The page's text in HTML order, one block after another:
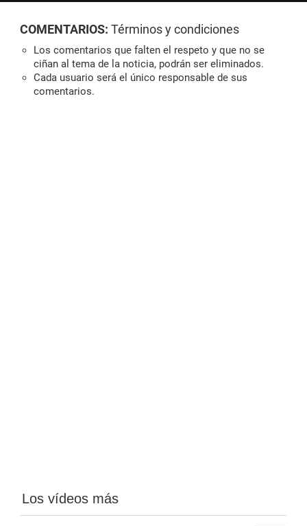
COMENTARIOS: Términos y condiciones
Los comentarios que falten el respeto y que no se
ciñan al tema de la noticia, podrán ser eliminados.
Cada usuario será el único responsable de sus
comentarios.
Los vídeos más